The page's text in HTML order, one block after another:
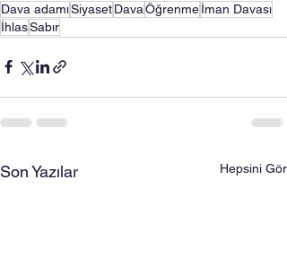
Dava adamıSiyasetDavaÖğrenmeİman Davası
İhlasSabır
Son Yazılar Hepsini Gör